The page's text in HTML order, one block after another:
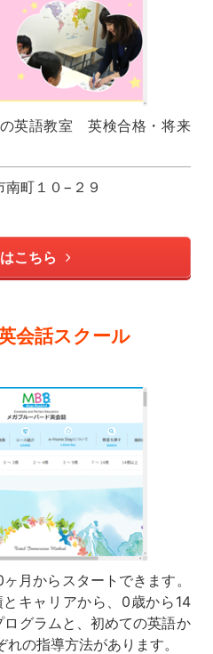
英語教室 英検合格・将来
町１０−２９
こちら
会話スクール
月からスタートできます。
キャリアから、0歳から14
グラムと、初めての英語か
の指導方法があります。